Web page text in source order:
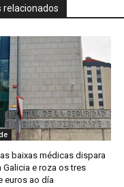
relacionados
baixas médicas dispara
Galicia e roza os tres
euros ao día